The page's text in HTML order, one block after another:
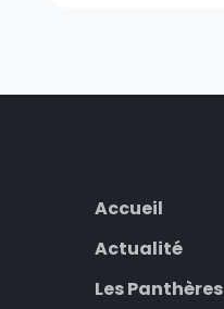
Accueil
Actualité
Les Panthères